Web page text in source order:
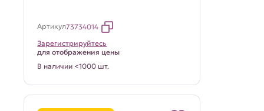
Артикул73734014
Зарегистрируйтесь
для отображения цены
В наличии <1000 шт.